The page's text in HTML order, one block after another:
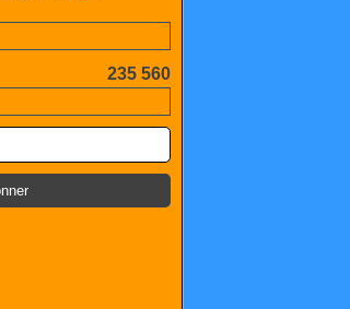
235 560